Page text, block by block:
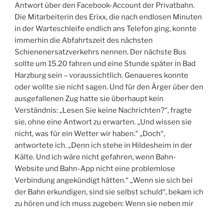
Antwort über den Facebook-Account der Privatbahn.
Die Mitarbeiterin des Erixx, die nach endlosen Minuten
in der Warteschleife endlich ans Telefon ging, konnte
immerhin die Abfahrtszeit des nächsten
Schienenersatzverkehrs nennen. Der nächste Bus
sollte um 15.20 fahren und eine Stunde später in Bad
Harzburg sein – voraussichtlich. Genaueres konnte
oder wollte sie nicht sagen. Und für den Ärger über den
ausgefallenen Zug hatte sie überhaupt kein
Verständnis: „Lesen Sie keine Nachrichten?“, fragte
sie, ohne eine Antwort zu erwarten. „Und wissen sie
nicht, was für ein Wetter wir haben.“ „Doch“,
antwortete ich. „Denn ich stehe in Hildesheim in der
Kälte. Und ich wäre nicht gefahren, wenn Bahn-
Website und Bahn-App nicht eine problemlose
Verbindung angekündigt hätten.“ „Wenn sie sich bei
der Bahn erkundigen, sind sie selbst schuld“, bekam ich
zu hören und ich muss zugeben: Wenn sie neben mir